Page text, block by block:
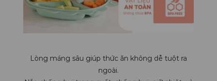
Lòng máng sâu giúp thức ăn không dễ tuột ra
ngoài.